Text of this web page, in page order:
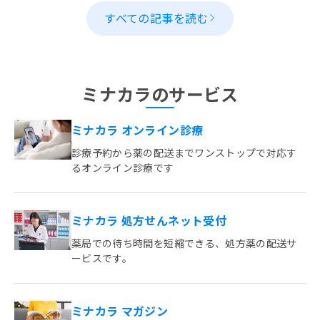
すべての記事を読む
ミナカラのサービス
ミナカラ オンライン診療
診療予約から薬の配送までワンストップで対応す
るオンライン診療です
ミナカラ 処方せんネット受付
薬局での待ち時間を短縮できる、処方薬の配送サ
ービスです。
ミナカラ マガジン